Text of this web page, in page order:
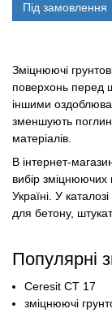
Під замовлення
Зміцнюючі
поверхонь перед
іншими
зменшують
матеріалів.
В інтернет-
вибір зміцнюючих
Україні. У
для бетону,
Популярні
Ceresit CT 17
зміцнюючі